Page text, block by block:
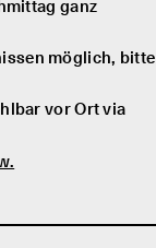
ganz
möglich, bitte
vor Ort via